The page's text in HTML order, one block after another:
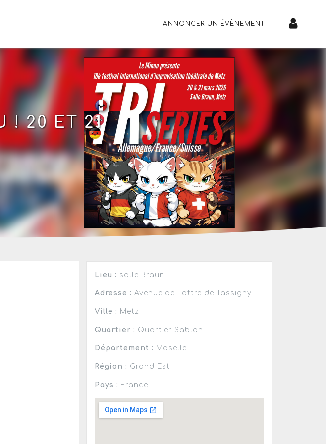
ANNONCER UN ÉVÈNEMENT
! 20 ET 21
Lieu : salle Braun
Adresse : Avenue de Lattre de Tassigny
Ville : Metz
Quartier : Quartier Sablon
Département : Moselle
Région : Grand Est
Pays : France